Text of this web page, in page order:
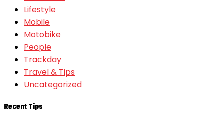
Lifestyle
Mobile
Motobike
People
Trackday
Travel & Tips
Uncategorized
Recent Tips